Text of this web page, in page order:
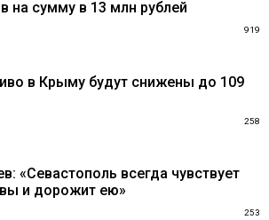
на сумму в 13 млн рублей
919
в Крыму будут снижены до 109
258
«Севастополь всегда чувствует
и дорожит ею»
253